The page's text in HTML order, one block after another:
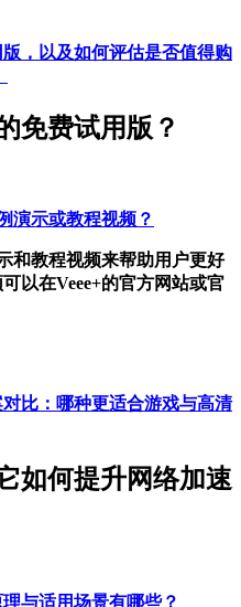
，以及如何评估是否值得购
免费试用版？
演示或教程视频？
和教程视频来帮助用户更好
以在Veee+的官方网站或官
比：哪种更适合游戏与高清
如何提升网络加速
与适用场景有哪些？